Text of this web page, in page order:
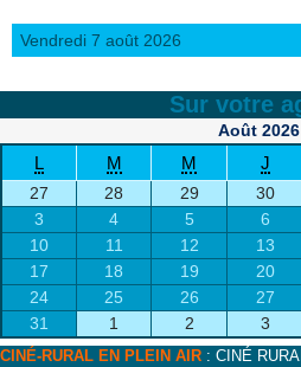
Vendredi 7 août 2026
Sur votre
Août 2026
L M M J
27 28 29 30
3
4 5 6
10
11 12 13
17
18 19 20
24
25 26 27
31
1 2 3
CINÉ-RURAL EN PLEIN AIR : CINÉ